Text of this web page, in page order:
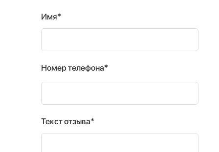
Имя*
Номер телефона*
Текст отзыва*